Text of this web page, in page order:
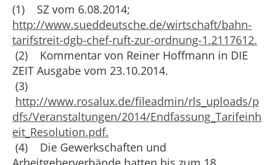
(1) SZ vom 6.08.2014;
http://www.sueddeutsche.de/wirtschaft/bahn-
tarifstreit-dgb-chef-ruft-zur-ordnung-1.2117612.
(2) Kommentar von Reiner Hoffmann in DIE
ZEIT Ausgabe vom 23.10.2014.
(3)
http://www.rosalux.de/fileadmin/rls_uploads/p
dfs/Veranstaltungen/2014/Endfassung_Tarifeinh
eit_Resolution.pdf.
(4) Die Gewerkschaften und